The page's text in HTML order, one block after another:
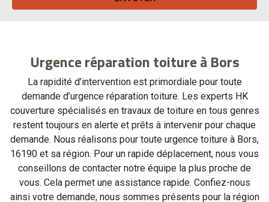
Urgence réparation toiture à Bors
La rapidité d’intervention est primordiale pour toute
demande d’urgence réparation toiture. Les experts HK
couverture spécialisés en travaux de toiture en tous genres
restent toujours en alerte et prêts à intervenir pour chaque
demande. Nous réalisons pour toute urgence toiture à Bors,
16190 et sa région. Pour un rapide déplacement, nous vous
conseillons de contacter notre équipe la plus proche de
vous. Cela permet une assistance rapide. Confiez-nous
ainsi votre demande, nous sommes présents pour la région